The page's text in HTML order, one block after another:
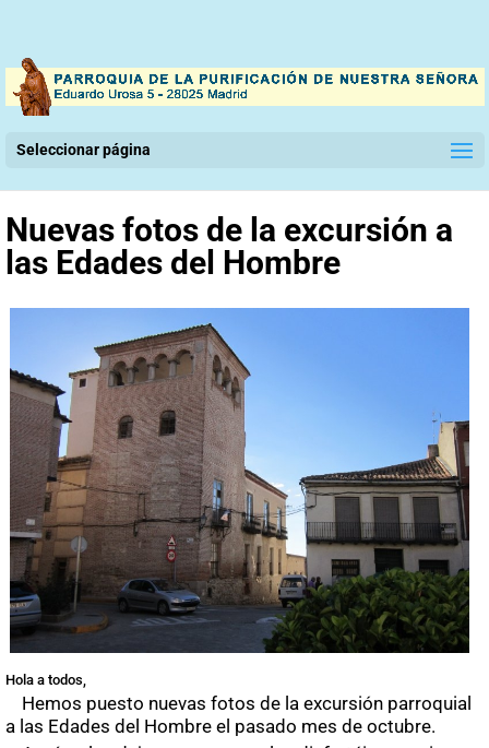
Seleccionar página
Nuevas fotos de la excursión a
las Edades del Hombre
Hola a todos,
Hemos puesto nuevas fotos de la excursión parroquial
a las Edades del Hombre el pasado mes de octubre.